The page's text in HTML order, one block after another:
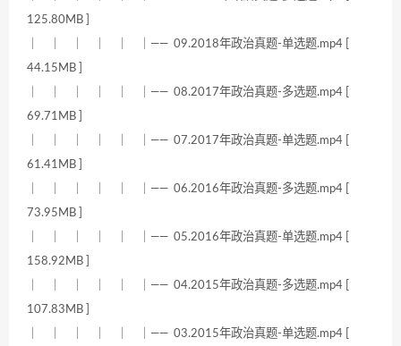
125.80MB ]
｜ ｜ ｜ ｜ ｜ ｜—— 09.2018年政治真题-单选题.mp4 [
44.15MB ]
｜ ｜ ｜ ｜ ｜ ｜—— 08.2017年政治真题-多选题.mp4 [
69.71MB ]
｜ ｜ ｜ ｜ ｜ ｜—— 07.2017年政治真题-单选题.mp4 [
61.41MB ]
｜ ｜ ｜ ｜ ｜ ｜—— 06.2016年政治真题-多选题.mp4 [
73.95MB ]
｜ ｜ ｜ ｜ ｜ ｜—— 05.2016年政治真题-单选题.mp4 [
158.92MB ]
｜ ｜ ｜ ｜ ｜ ｜—— 04.2015年政治真题-多选题.mp4 [
107.83MB ]
｜ ｜ ｜ ｜ ｜ ｜—— 03.2015年政治真题-单选题.mp4 [